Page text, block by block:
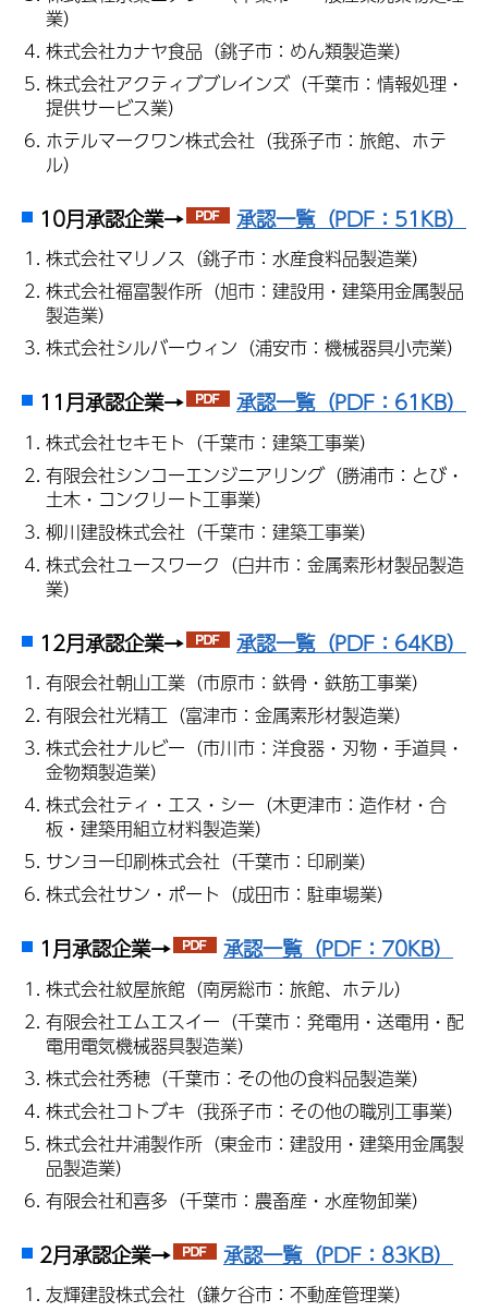
業）
株式会社カナヤ食品（銚子市：めん類製造業）
株式会社アクティブブレインズ（千葉市：情報処理・
提供サービス業）
ホテルマークワン株式会社（我孫子市：旅館、ホテ
ル）
10月承認企業→ 承認一覧（PDF：51KB）
株式会社マリノス（銚子市：水産食料品製造業）
株式会社福富製作所（旭市：建設用・建築用金属製品
製造業）
株式会社シルバーウィン（浦安市：機械器具小売業）
11月承認企業→ 承認一覧（PDF：61KB）
株式会社セキモト（千葉市：建築工事業）
有限会社シンコーエンジニアリング（勝浦市：とび・
土木・コンクリート工事業）
柳川建設株式会社（千葉市：建築工事業）
株式会社ユースワーク（白井市：金属素形材製品製造
業）
12月承認企業→ 承認一覧（PDF：64KB）
有限会社朝山工業（市原市：鉄骨・鉄筋工事業）
有限会社光精工（富津市：金属素形材製造業）
株式会社ナルビー（市川市：洋食器・刃物・手道具・
金物類製造業）
株式会社ティ・エス・シー（木更津市：造作材・合
板・建築用組立材料製造業）
サンヨー印刷株式会社（千葉市：印刷業）
株式会社サン・ポート（成田市：駐車場業）
1月承認企業→ 承認一覧（PDF：70KB）
株式会社紋屋旅館（南房総市：旅館、ホテル）
有限会社エムエスイー（千葉市：発電用・送電用・配
電用電気機械器具製造業）
株式会社秀穂（千葉市：その他の食料品製造業）
株式会社コトブキ（我孫子市：その他の職別工事業）
株式会社井浦製作所（東金市：建設用・建築用金属製
品製造業）
有限会社和喜多（千葉市：農畜産・水産物卸業）
2月承認企業→ 承認一覧（PDF：83KB）
友輝建設株式会社（鎌ケ谷市：不動産管理業）